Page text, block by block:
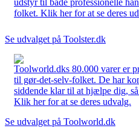
folket. Klik her for at se deres
Se udvalget på Toolster.dk
Toolworld.dks 80.000 varer er
til gør-det-selv-folket. De har
siddende klar til at hjælpe dig,
Klik her for at se deres udvalg.
Se udvalget på Toolworld.dk